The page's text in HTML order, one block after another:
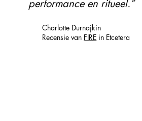
performance en ritueel.”
Charlotte Durnajkin
Recensie van FIRE in Etcetera